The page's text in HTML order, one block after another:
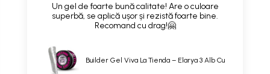
Un gel de foarte bună calitate! Are o culoare
superbă, se aplică ușor și rezistă foarte bine.
Recomand cu drag!🤗
Builder Gel Viva La Tienda – Elarya 3 Alb Cu